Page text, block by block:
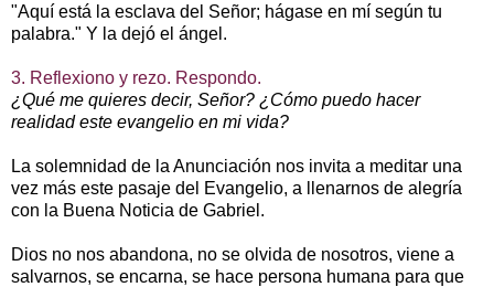
"Aquí está la esclava del Señor; hágase en mí según tu
palabra." Y la dejó el ángel.
3. Reflexiono y rezo. Respondo.
¿Qué me quieres decir, Señor? ¿Cómo puedo hacer
realidad este evangelio en mi vida?
La solemnidad de la Anunciación nos invita a meditar una
vez más este pasaje del Evangelio, a llenarnos de alegría
con la Buena Noticia de Gabriel.
Dios no nos abandona, no se olvida de nosotros, viene a
salvarnos, se encarna, se hace persona humana para que